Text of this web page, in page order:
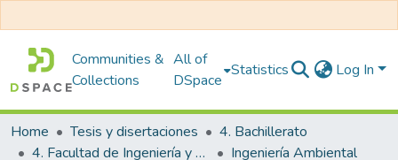
Communities &
Collections
All of
DSpace
Statistics Log In
Home Tesis y disertaciones
4. Bachillerato
4. Facultad de Ingeniería y Arquitectura
Ingeniería Ambiental